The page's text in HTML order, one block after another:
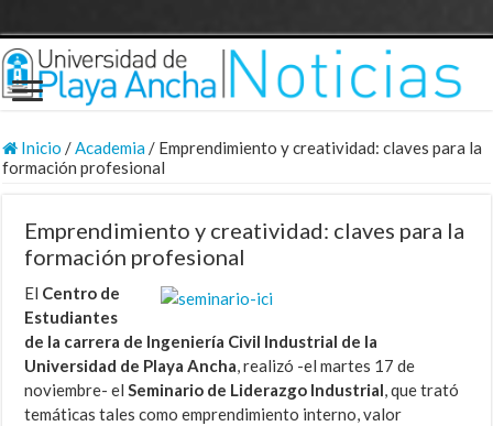
Inicio /Academia/ Emprendimiento y creatividad: claves para la
formación profesional
Emprendimiento y creatividad: claves para la
formación profesional
El Centro de
Estudiantes
de la carrera de Ingeniería Civil Industrial de la
Universidad de Playa Ancha, realizó -el martes 17 de
noviembre- elSeminario de Liderazgo Industrial, que trató
temáticas tales como emprendimiento interno, valor